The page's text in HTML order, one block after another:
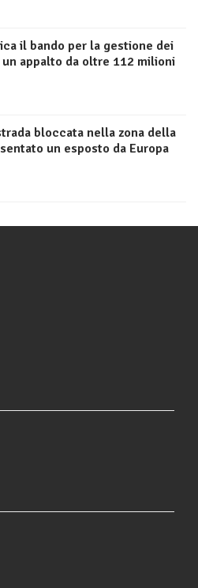
il bando per la gestione dei
appalto da oltre 112 milioni
bloccata nella zona della
un esposto da Europa